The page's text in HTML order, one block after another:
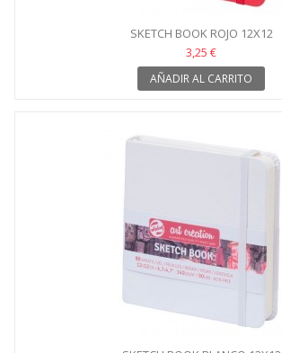
SKETCH BOOK ROJO 12X12
3,25 €
AÑADIR AL CARRITO